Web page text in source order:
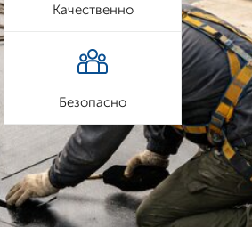
Качественно
Безопасно